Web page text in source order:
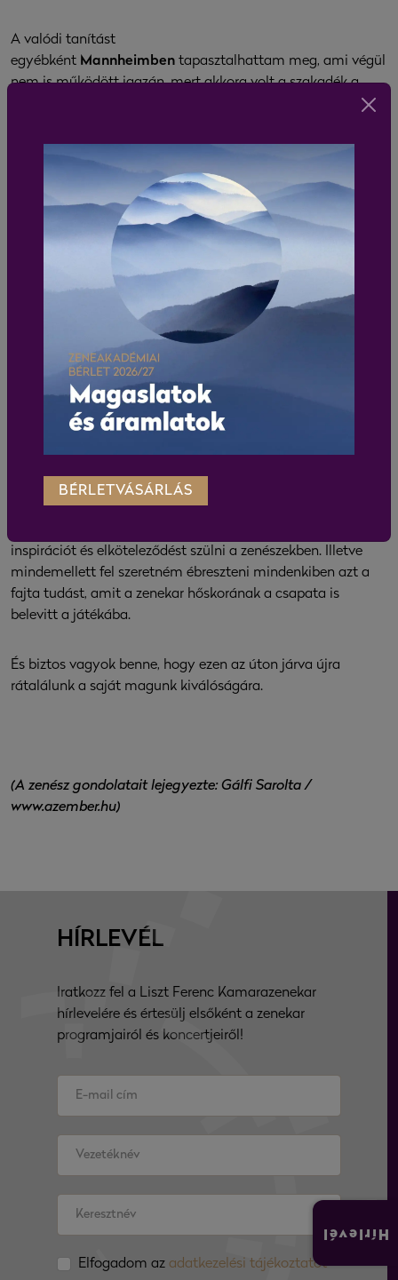
A valódi tanítást
egyébként Mannheimben tapasztalhattam meg, ami végül
nem is működött igazán, mert akkora volt a szakadék a
realitás és az elvárásaim közt, hogy úgy éreztem, ha sokáig
a tanítványaimnak.
Bécsi Zeneakadémia csellótanszékének a vezetése mint
lehetőség azért tetszett meg, mert úgy gondoltam, itt olyan
– akár magyar – csellistákkal fogok tudni dolgozni, akikkel
A fő profilom azonban mind a mai napig a koncertezés.
Liszt Ferenc
Kamarazenekar művészeti vezetői posztját, mert ebben a
munkában végre ötvözni tudom a tanárként és a
művészként megszerzett tapasztalataimat.
visszanyerje a világ zenekarai között korábban már
betöltött pozícióját. Amit első lépésként adni tudok, az a
inspirációt és elköteleződést szülni a zenészekben. Illetve
mindemellett fel szeretném ébreszteni mindenkiben azt a
fajta tudást, amit a zenekar hőskorának a csapata is
belevitt a játékába.
És biztos vagyok benne, hogy ezen az úton járva újra
rátalálunk a saját magunk kiválóságára.
(A zenész gondolatait lejegyezte: Gálfi Sarolta /
www.azember.hu)
HÍRLEVÉL
Iratkozz fel a Liszt Ferenc Kamarazenekar
hírlevelére és értesülj elsőként a zenekar
programjairól és koncertjeiről!
Elfogadom az adatkezelési tájékoztatót
Hírlevél
BÉRLETVÁSÁRLÁS